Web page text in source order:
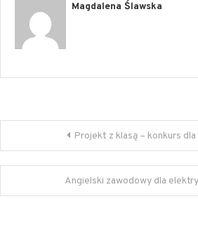
Magdalena Ślawska
Nawigacja
wpisu
Projekt z klasą – konkurs
Angielski zawodowy dla